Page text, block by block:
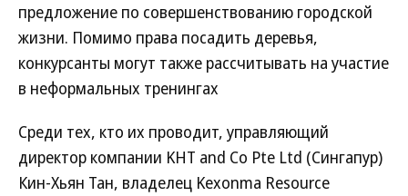
предложение по совершенствованию городской
жизни. Помимо права посадить деревья,
конкурсанты могут также рассчитывать на участие
в неформальных тренингах
Среди тех, кто их проводит, управляющий
директор компании KHT and Co Pte Ltd (Сингапур)
Кин-Хьян Тан, владелец Kexonma Resource